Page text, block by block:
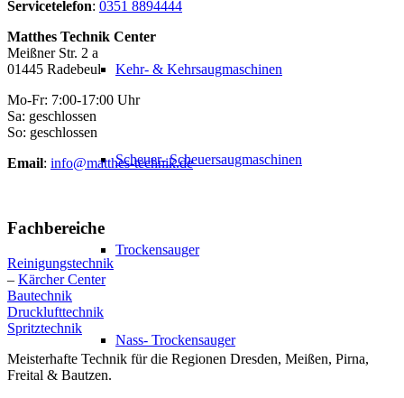
Kehr- & Kehrsaugmaschinen
Scheuer- Scheuersaugmaschinen
Trockensauger
Nass- Trockensauger
Servicetelefon: 0351 8894444
Matthes Technik Center
Meißner Str. 2 a
01445 Radebeul
Mo-Fr: 7:00-17:00 Uhr
Sa: geschlossen
So: geschlossen
Email: info@matthes-technik.de
Fachbereiche
Reinigungstechnik
– Kärcher Center
Bautechnik
Drucklufttechnik
Spritztechnik
Meisterhafte Technik für die Regionen Dresden, Meißen, Pirna,
Freital & Bautzen.